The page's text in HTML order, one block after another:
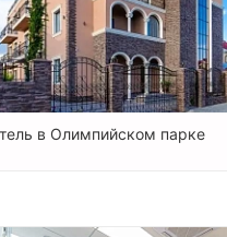
в Олимпийском парке